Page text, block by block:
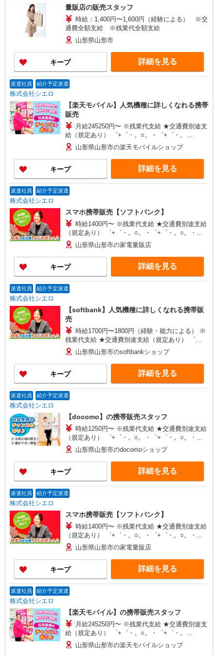
量販店の販売スタッフ
時給：1,400円〜1,600円（経験による） ※交
通費全額支給 ※残業代全額支給
山形県山形市
キープ 詳細を見る
派遣社員 紹介予定派遣
株式会社シエロ
【楽天モバイル】人気機種に詳しくなれる携帯
販売
月給245250円〜 ※残業代支給 ★交通費別途支
給（規定あり） ゜+゜・。○。・゜+゜・。
○。・゜+゜ 入社祝い金10万円支給(規定有) お友達
を紹介頂くと, インセンティブ支給(規定有) ゜・。
○。・゜+゜・。○。・゜+゜
山形県山形市の楽天モバイルショップ
キープ 詳細を見る
派遣社員 紹介予定派遣
株式会社シエロ
スマホ携帯販売【ソフトバンク】
時給1400円〜 ※残業代支給 ★交通費別途支給
（規定あり） ゜+゜・。○。・゜+゜・。○。・゜
+゜ 入社祝い金10万円支給(規定有) お友達を紹介
頂くと, インセンティブ支給(規定有) ★月2回払
い・週払い可能（規程有）★ ゜・。○。・゜
+゜・。○。・゜+゜
山形県山形市の家電量販店
キープ 詳細を見る
派遣社員 紹介予定派遣
株式会社シエロ
【softbank】人気機種に詳しくなれる携帯販
売
時給1700円〜1800円（経験・能力による） ※
残業代支給 ★交通費別途支給（規定あり） ゜
+゜・。○。・゜+゜・。○。・゜+゜ 入社祝い金10
万円支給(規定有) お友達を紹介頂くと, インセンテ
ィブ支給(規定有) ★月2回払い・週払い可能（規程
有）★ ゜・。○。・゜+゜・。○。・゜+゜
山形県山形市のsoftbankショップ
キープ 詳細を見る
派遣社員 紹介予定派遣
株式会社シエロ
【docomo】の携帯販売スタッフ
時給1250円〜 ※残業代支給 ★交通費別途支給
（規定あり） ゜+゜・。○。・゜+゜・。○。・゜
+゜ 入社祝い金10万円支給(規定有) お友達を紹介
頂くと, インセンティブ支給(規定有) ★月2回払
い・週払い可能（規程有）★ ゜・。○。・゜
+゜・。○。・゜+゜
山形県山形市のdocomoショップ
キープ 詳細を見る
派遣社員 紹介予定派遣
株式会社シエロ
スマホ携帯販売【ソフトバンク】
時給1400円〜 ※残業代支給 ★交通費別途支給
（規定あり） ゜+゜・。○。・゜+゜・。○。・゜
+゜ 入社祝い金10万円支給(規定有) お友達を紹介
頂くと, インセンティブ支給(規定有) ★月2回払
い・週払い可能（規程有）★ ゜・。○。・゜
+゜・。○。・゜+゜
山形県山形市の家電量販店
キープ 詳細を見る
派遣社員 紹介予定派遣
株式会社シエロ
【楽天モバイル】の携帯販売スタッフ
月給245250円〜 ※残業代支給 ★交通費別途支
給（規定あり） ゜+゜・。○。・゜+゜・。
○。・゜+゜ 入社祝い金10万円支給(規定有) お友達
を紹介頂くと, インセンティブ支給(規定有) ゜・。
山形県山形市の楽天モバイルショップ